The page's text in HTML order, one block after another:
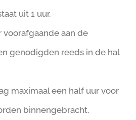
uit 1 uur.
voorafgaande aan de
genodigden reeds in de hal
maximaal een half uur voor
binnengebracht.